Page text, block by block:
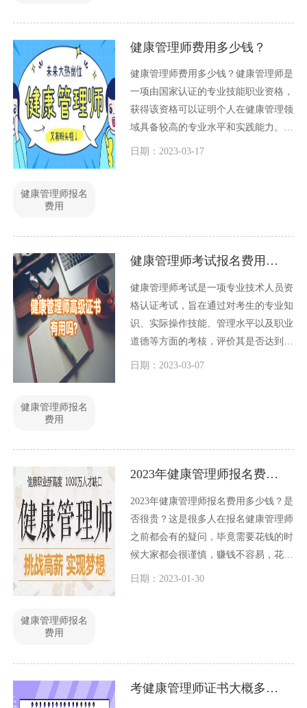
健康管理师费用多少钱？
健康管理师费用多少钱？健康管理师是
一项由国家认证的专业技能职业资格，
获得该资格可以证明个人在健康管理领
域具备较高的专业水平和实践能力。健
康管理师考试不仅需要考生掌握丰富的
日期：2023-03-17
健康管理师报名
费用
健康管理师考试报名费用多少钱？
健康管理师考试是一项专业技术人员资
格认证考试，旨在通过对考生的专业知
识、实际操作技能、管理水平以及职业
道德等方面的考核，评价其是否达到健
康管理师的职业要求。对于想要从事健
日期：2023-03-07
健康管理师报名
费用
2023年健康管理师报名费用多少钱？
2023年健康管理师报名费用多少钱？是
否很贵？这是很多人在报名健康管理师
之前都会有的疑问，毕竟需要花钱的时
候大家都会很谨慎，赚钱不容易，花钱
却十分容易，这是可以理解的。对于
日期：2023-01-30
健康管理师报名
费用
考健康管理师证书大概多少钱？来看看费用汇总！